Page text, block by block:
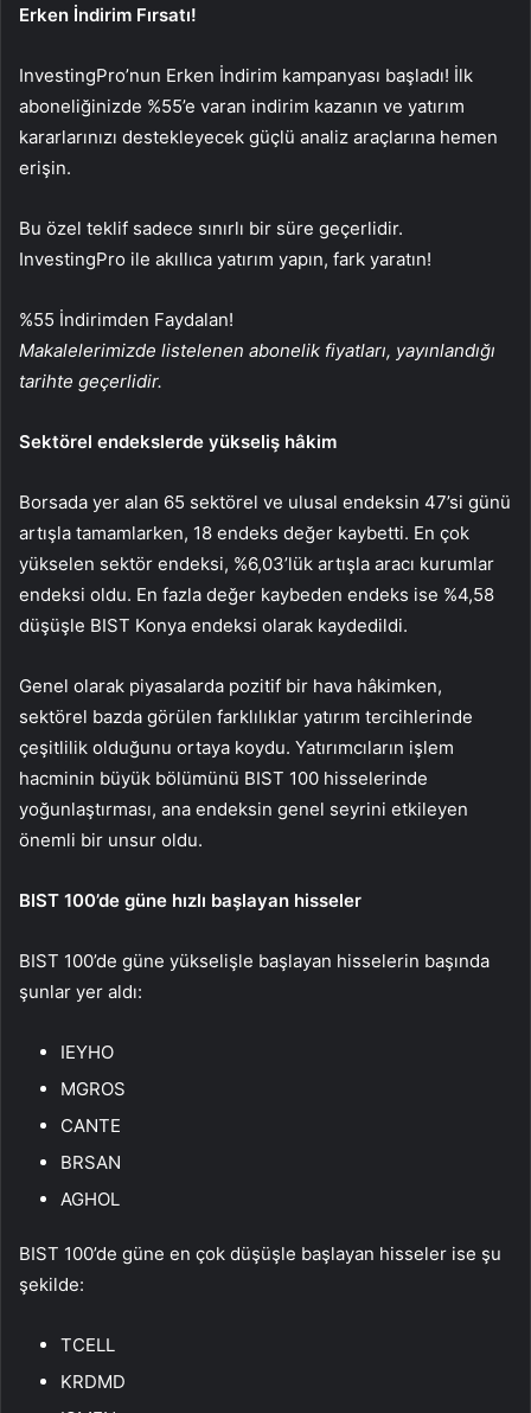
Erken İndirim Fırsatı!
InvestingPro’nun Erken İndirim kampanyası başladı! İlk
aboneliğinizde %55’e varan indirim kazanın ve yatırım
kararlarınızı destekleyecek güçlü analiz araçlarına hemen
erişin.
Bu özel teklif sadece sınırlı bir süre geçerlidir.
InvestingPro ile akıllıca yatırım yapın, fark yaratın!
%55 İndirimden Faydalan!
Makalelerimizde listelenen abonelik fiyatları, yayınlandığı
tarihte geçerlidir.
Sektörel endekslerde yükseliş hâkim
Borsada yer alan 65 sektörel ve ulusal endeksin 47’si günü
artışla tamamlarken, 18 endeks değer kaybetti. En çok
yükselen sektör endeksi, %6,03’lük artışla aracı kurumlar
endeksi oldu. En fazla değer kaybeden endeks ise %4,58
düşüşle BIST Konya endeksi olarak kaydedildi.
Genel olarak piyasalarda pozitif bir hava hâkimken,
sektörel bazda görülen farklılıklar yatırım tercihlerinde
çeşitlilik olduğunu ortaya koydu. Yatırımcıların işlem
hacminin büyük bölümünü BIST 100 hisselerinde
yoğunlaştırması, ana endeksin genel seyrini etkileyen
önemli bir unsur oldu.
BIST 100’de güne hızlı başlayan hisseler
BIST 100’de güne yükselişle başlayan hisselerin başında
şunlar yer aldı:
IEYHO
MGROS
CANTE
BRSAN
AGHOL
BIST 100’de güne en çok düşüşle başlayan hisseler ise şu
şekilde:
TCELL
KRDMD